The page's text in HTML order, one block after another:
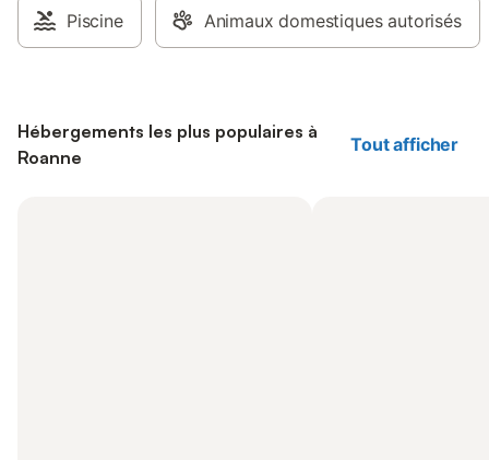
Piscine Animaux domestiques autorisés
Hébergements les plus populaires à
Roanne
Tout afficher